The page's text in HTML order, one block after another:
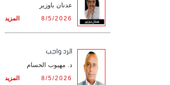
عدنان باوزير
المزيد 8/5/2026
الرد واجب
د. مهيوب الحسام
المزيد 8/5/2026